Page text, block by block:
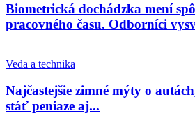
Biometrická dochádzka mení
pracovného času. Odborníci
Veda a technika
Najčastejšie zimné mýty o
stáť peniaze aj...